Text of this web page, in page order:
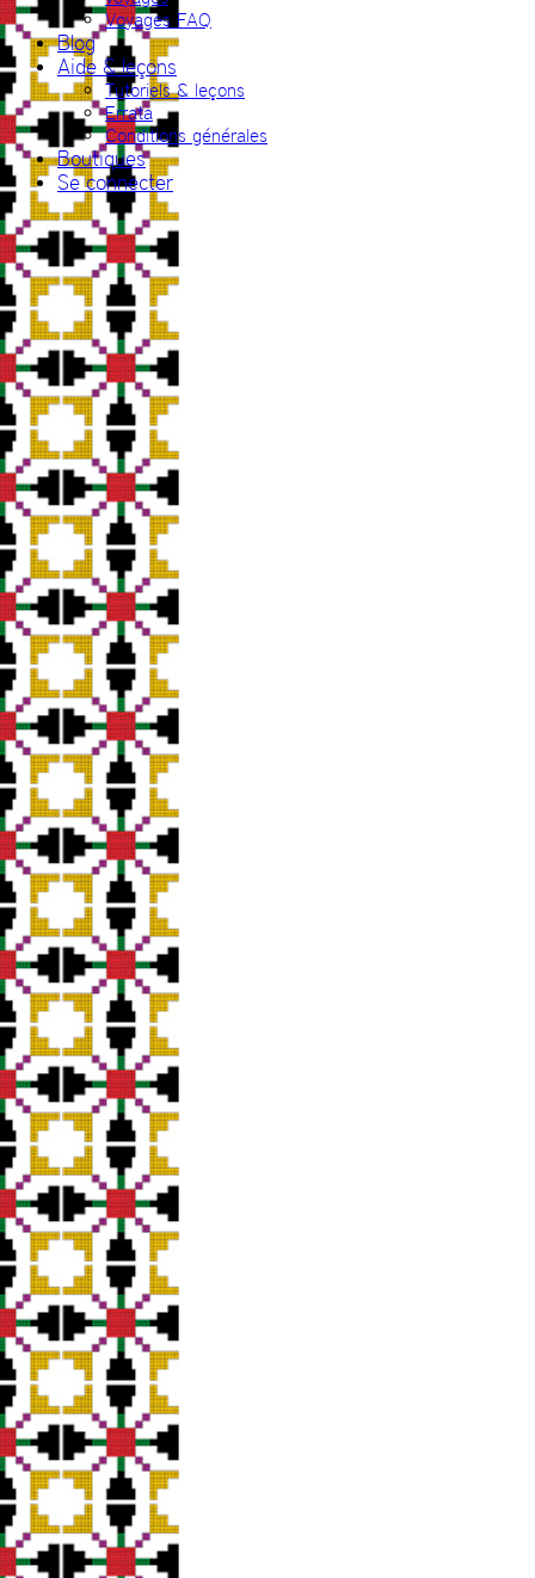
Voyages FAQ
Blog
Aide & leçons
Tutoriels & leçons
Errata
Conditions générales
Boutiques
Se connecter